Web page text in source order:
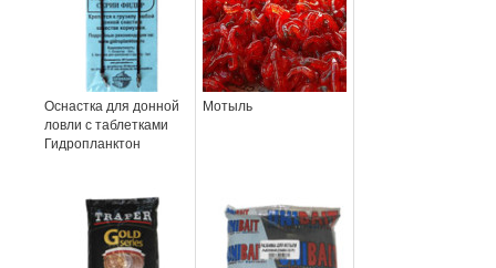
Оснастка для донной
ловли с таблетками
Гидропланктон
Мотыль